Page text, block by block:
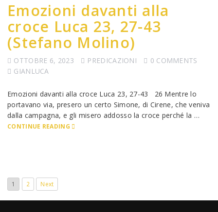
Emozioni davanti alla
croce Luca 23, 27-43
(Stefano Molino)
OTTOBRE 6, 2023 PREDICAZIONI
0 COMMENTS
GIANLUCA
Emozioni davanti alla croce Luca 23, 27-43 26 Mentre lo
portavano via, presero un certo Simone, di Cirene, che veniva
dalla campagna, e gli misero addosso la croce perché la …
CONTINUE READING
1 2 Next